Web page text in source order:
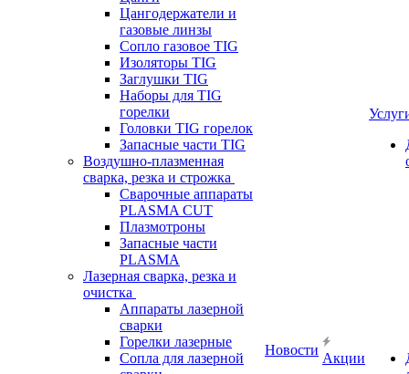
Цангодержатели и
газовые линзы
Сопло газовое TIG
Изоляторы TIG
Заглушки TIG
Наборы для TIG
горелки
Головки TIG горелок
Запасные части TIG
Воздушно-плазменная
сварка, резка и строжка
Сварочные аппараты
PLASMA CUT
Плазмотроны
Запасные части
PLASMA
Лазерная сварка, резка и
очистка
Аппараты лазерной
сварки
Горелки лазерные
Сопла для лазерной
Новости
Акции